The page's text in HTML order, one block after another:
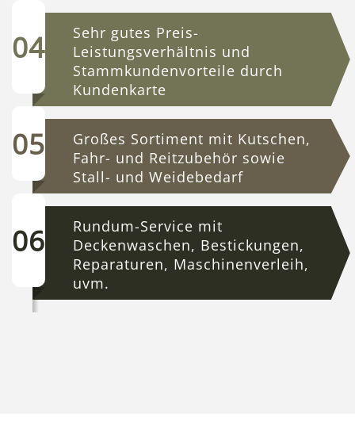
Sehr gutes Preis-
Leistungsverhältnis und
Stammkundenvorteile durch
Kundenkarte
Großes Sortiment mit Kutschen,
Fahr- und Reitzubehör sowie
Stall- und Weidebedarf
Rundum-Service mit
Deckenwaschen, Bestickungen,
Reparaturen, Maschinenverleih,
uvm.